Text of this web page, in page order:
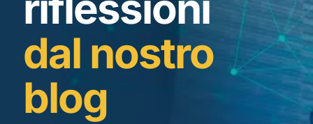
dal nostro
blog